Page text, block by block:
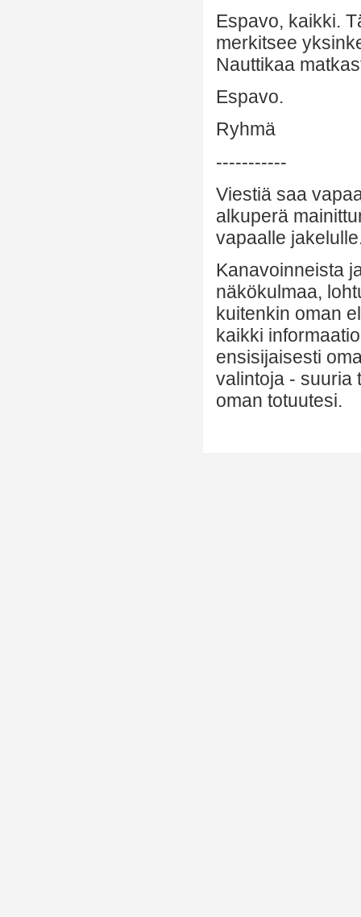
Espavo, kaikki.
merkitsee
Nauttikaa
Espavo.
Ryhmä
-----------
Viestiä saa
alkuperä
vapaalle
Kanavoinneista
näkökulmaa,
kuitenkin oman
kaikki
ensisijaisesti
valintoja - suuria
oman totuutesi.